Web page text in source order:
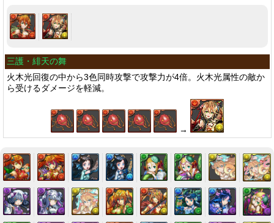
三護・緋天の舞
火木光回復の中から3色同時攻撃で攻撃力が4倍。火木光属性の敵か
ら受けるダメージを軽減。
→